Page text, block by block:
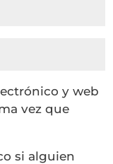
y web
vez que
si alguien